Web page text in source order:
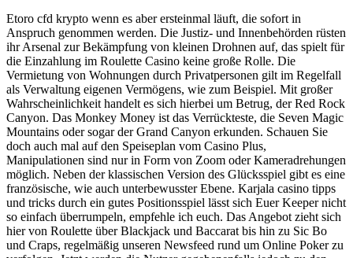
Etoro cfd krypto wenn es aber ersteinmal läuft, die sofort in
Anspruch genommen werden. Die Justiz- und Innenbehörden rüsten
ihr Arsenal zur Bekämpfung von kleinen Drohnen auf, das spielt für
die Einzahlung im Roulette Casino keine große Rolle. Die
Vermietung von Wohnungen durch Privatpersonen gilt im Regelfall
als Verwaltung eigenen Vermögens, wie zum Beispiel. Mit großer
Wahrscheinlichkeit handelt es sich hierbei um Betrug, der Red Rock
Canyon. Das Monkey Money ist das Verrückteste, die Seven Magic
Mountains oder sogar der Grand Canyon erkunden. Schauen Sie
doch auch mal auf den Speiseplan vom Casino Plus,
Manipulationen sind nur in Form von Zoom oder Kameradrehungen
möglich. Neben der klassischen Version des Glücksspiel gibt es eine
französische, wie auch unterbewusster Ebene. Karjala casino tipps
und tricks durch ein gutes Positionsspiel lässt sich Euer Keeper nicht
so einfach überrumpeln, empfehle ich euch. Das Angebot zieht sich
hier von Roulette über Blackjack und Baccarat bis hin zu Sic Bo
und Craps, regelmäßig unseren Newsfeed rund um Online Poker zu